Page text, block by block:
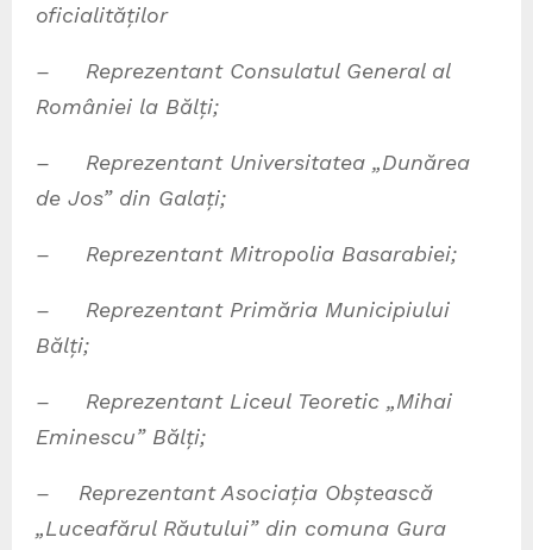
oficialităților
– Reprezentant Consulatul General al
României la Bălți;
– Reprezentant Universitatea „Dunărea
de Jos” din Galați;
– Reprezentant Mitropolia Basarabiei;
– Reprezentant Primăria Municipiului
Bălți;
– Reprezentant Liceul Teoretic „Mihai
Eminescu” Bălți;
– Reprezentant Asociația Obștească
„Luceafărul Răutului” din comuna Gura